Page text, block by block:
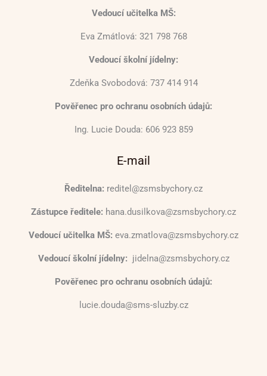
Vedoucí učitelka MŠ:
Eva Zmátlová: 321 798 768
Vedoucí školní jídelny:
Zdeňka Svobodová: 737 414 914
Pověřenec pro ochranu osobních údajů:
Ing. Lucie Douda: 606 923 859
E-mail
Ředitelna: reditel@zsmsbychory.cz
Zástupce ředitele: hana.dusilkova@zsmsbychory.cz
Vedoucí učitelka MŠ: eva.zmatlova@zsmsbychory.cz
Vedoucí školní jídelny: jidelna@zsmsbychory.cz
Pověřenec pro ochranu osobních údajů:
lucie.douda@sms-sluzby.cz